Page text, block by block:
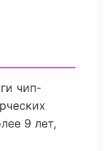
чип-
9 лет,